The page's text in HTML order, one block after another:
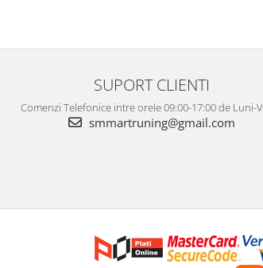
SUPORT CLIENTI
Comenzi Telefonice intre orele 09:00-17:00 de Luni-
smmartruning@gmail.com